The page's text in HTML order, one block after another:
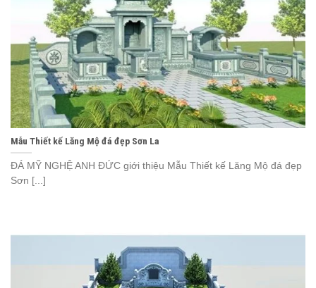
Mẫu Thiết kế Lăng Mộ đá đẹp Sơn La
ĐÁ MỸ NGHỆ ANH ĐỨC giới thiệu Mẫu Thiết kế Lăng Mộ đá đẹp
Sơn [...]